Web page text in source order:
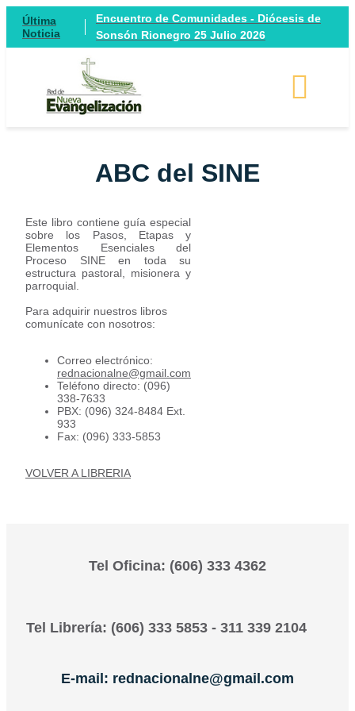
Última
Noticia
Encuentro de Comunidades - Diócesis de
Sonsón Rionegro 25 Julio 2026
ABC del SINE
Este libro contiene guía especial
sobre los Pasos, Etapas y
Elementos Esenciales del
Proceso SINE en toda su
estructura pastoral, misionera y
parroquial.
Para adquirir nuestros libros
comunícate con nosotros:
Correo electrónico:
rednacionalne@gmail.com
Teléfono directo: (096)
338-7633
PBX: (096) 324-8484 Ext.
933
Fax: (096) 333-5853
VOLVER A LIBRERIA
Tel Oficina: (606) 333 4362
Tel Librería: (606) 333 5853 - 311 339 2104
E-mail: rednacionalne@gmail.com